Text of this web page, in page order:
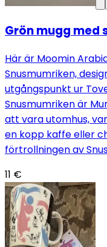
Grön mugg med
Här är Moomin
Snusmumriken,
utgångspunkt ur
Snusmumriken är
att vara utomhus,
en kopp kaffe eller
förtrollningen av
11 €